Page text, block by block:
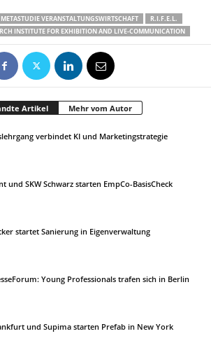
METASTUDIE VERANSTALTUNGSWIRTSCHAFT
R.I.F.E.L.
INSTITUTE FOR EXHIBITION AND LIVE-COMMUNICATION
Artikel Mehr vom Autor
verbindet KI und Marketingstrategie
und SKW Schwarz starten EmpCo-BasisCheck
startet Sanierung in Eigenverwaltung
Young Professionals trafen sich in Berlin
und Supima starten Prefab in New York